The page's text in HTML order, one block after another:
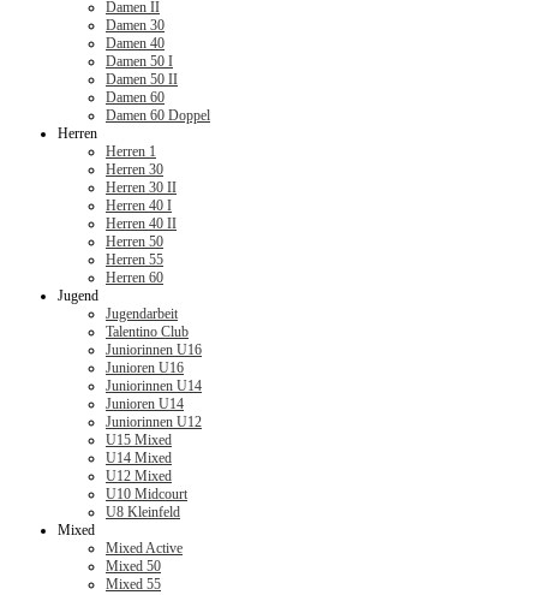
Damen II
Damen 30
Damen 40
Damen 50 I
Damen 50 II
Damen 60
Damen 60 Doppel
Herren
Herren 1
Herren 30
Herren 30 II
Herren 40 I
Herren 40 II
Herren 50
Herren 55
Herren 60
Jugend
Jugendarbeit
Talentino Club
Juniorinnen U16
Junioren U16
Juniorinnen U14
Junioren U14
Juniorinnen U12
U15 Mixed
U14 Mixed
U12 Mixed
U10 Midcourt
U8 Kleinfeld
Mixed
Mixed Active
Mixed 50
Mixed 55